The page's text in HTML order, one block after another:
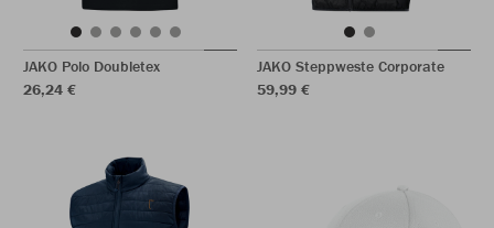
JAKO Polo Doubletex
26,24 €
JAKO Steppweste Corporate
59,99 €